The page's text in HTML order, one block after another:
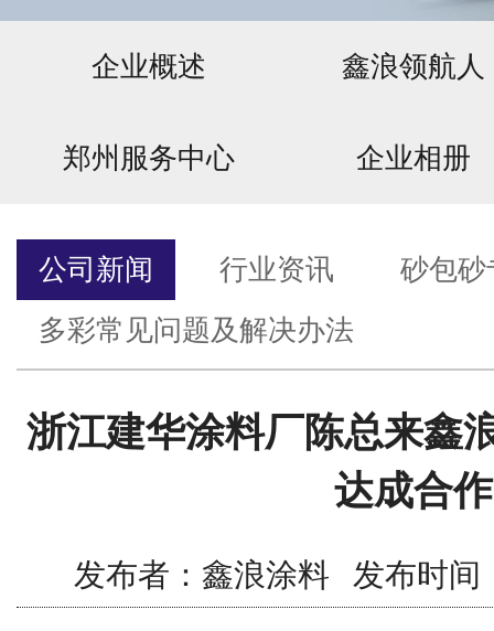
企业概述 鑫浪领航人
郑州服务中心 企业相册
公司新闻 行业资讯
砂包砂
多彩常见问题及解决办法
浙江建华涂料厂陈总来鑫
达成合作
发布者：鑫浪涂料 发布时间